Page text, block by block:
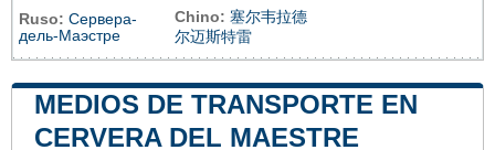
Ruso: Сервера-
дель-Маэстре
Chino: 塞尔韦拉德
尔迈斯特雷
MEDIOS DE TRANSPORTE EN
CERVERA DEL MAESTRE